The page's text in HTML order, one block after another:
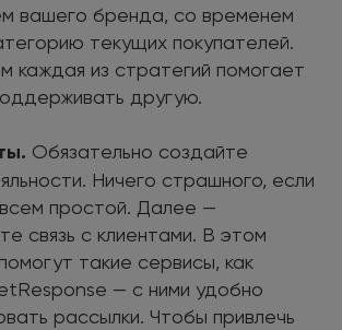
вашего бренда, со временем
текущих покупателей.
каждая из стратегий помогает
другую.
Обязательно создайте
Ничего страшного, если
простой. Далее —
связь с клиентами. В этом
такие сервисы, как
— с ними удобно
рассылки. Чтобы привлечь